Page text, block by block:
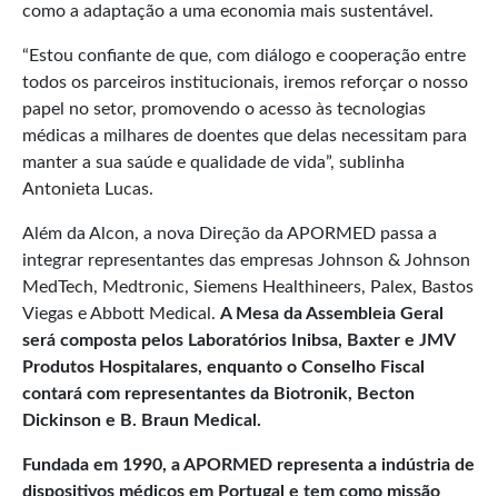
como a adaptação a uma economia mais sustentável.
“Estou confiante de que, com diálogo e cooperação entre
todos os parceiros institucionais, iremos reforçar o nosso
papel no setor, promovendo o acesso às tecnologias
médicas a milhares de doentes que delas necessitam para
manter a sua saúde e qualidade de vida”, sublinha
Antonieta Lucas.
Além da Alcon, a nova Direção da APORMED passa a
integrar representantes das empresas Johnson & Johnson
MedTech, Medtronic, Siemens Healthineers, Palex, Bastos
Viegas e Abbott Medical. A Mesa da Assembleia Geral
será composta pelos Laboratórios Inibsa, Baxter e JMV
Produtos Hospitalares, enquanto o Conselho Fiscal
contará com representantes da Biotronik, Becton
Dickinson e B. Braun Medical.
Fundada em 1990, a APORMED representa a indústria de
dispositivos médicos em Portugal e tem como missão